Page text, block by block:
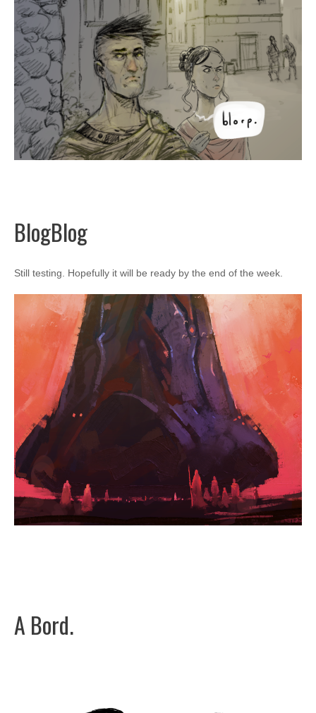
BlogBlog
Still testing. Hopefully it will be ready by the end of the week.
A Bord.